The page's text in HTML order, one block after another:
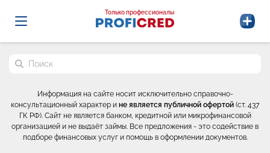
Probrokery - Только профессионалы
Только профессионалы
Поиск по сайту
Информация на сайте носит исключительно справочно-
консультационный характер и не является публичной офертой (ст. 437
ГК РФ). Сайт не является банком, кредитной или микрофинансовой
организацией и не выдаёт займы. Все предложения - это содействие в
подборе финансовых услуг и помощь в оформлении документов.